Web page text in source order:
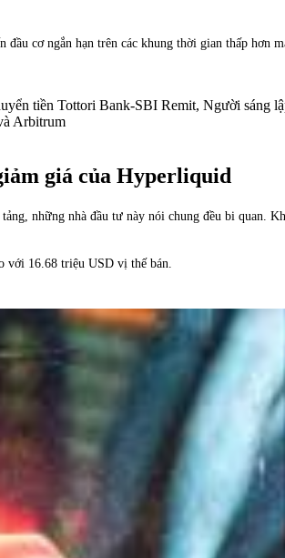
cơ ngắn hạn trên các khung thời gian thấp hơn
tiền Tottori Bank-SBI Remit, Người
Arbitrum
giá của Hyperliquid
những nhà đầu tư này nói chung đều bi quan.
với 16.68 triệu USD vị thế bán.